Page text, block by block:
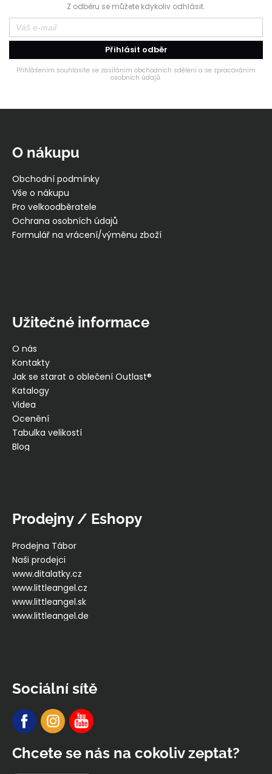
Z odběru se můžete kdykoliv odhlásit.
Přihlásit odběr
Přihlášením souhlasíte se zasíláním obchodních sdělení a se zpracováním
osobních údajů.
O nákupu
Obchodní podmínky
Vše o nákupu
Pro velkoodběratele
Ochrana osobních údajů
Formulář na vrácení/výměnu zboží
Užitečné informace
O nás
Kontakty
Jak se starat o oblečení Outlast®
Katalogy
Videa
Ocenění
Tabulka velikostí
Blog
Prodejny / Eshopy
Prodejna Tábor
Naši prodejci
www.ditalatky.cz
www.littleangel.cz
www.littleangel.sk
www.littleangel.de
Sociální sítě
Chcete se nás na cokoliv zeptat?